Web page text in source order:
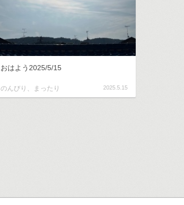
おはよう2025/5/15
のんびり、まったり 2025.5.15